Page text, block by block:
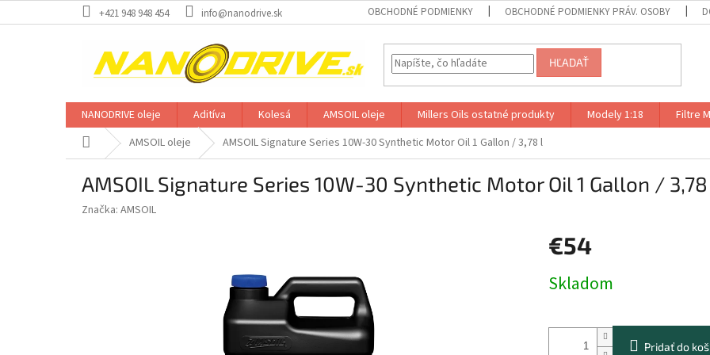
na
+421 948 948 454 info@nanodrive.sk OBCHODNÉ PODMIENKY OBCHODNÉ PODMIENKY PRÁV. OSOBY
HĽADAŤ
NANODRIVE oleje Aditíva Kolesá AMSOIL oleje Millers Oils ostatné produkty Modely 1:18 Filtre
DomovAMSOIL oleje AMSOIL Signature Series 10W-30 Synthetic Motor Oil 1 Gallon / 3,78 l
AMSOIL Signature Series 10W-30 Synthetic Motor Oil 1 Gallon /
Značka: AMSOIL
€54
cena:
Skladom
Pridať do